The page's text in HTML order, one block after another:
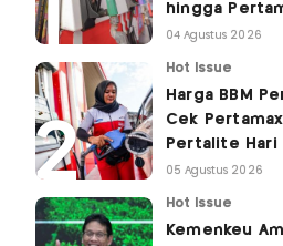
hingga
04 Agustus 2026
Hot Issue
Harga BBM
Cek
Pertalite Hari
05 Agustus 2026
Hot Issue
Kemenkeu